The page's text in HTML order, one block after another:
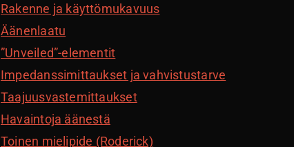
Rakenne ja käyttömukavuus
Äänenlaatu
”Unveiled”-elementit
Impedanssimittaukset ja vahvistustarve
Taajuusvastemittaukset
Havaintoja äänestä
Toinen mielipide (Roderick)